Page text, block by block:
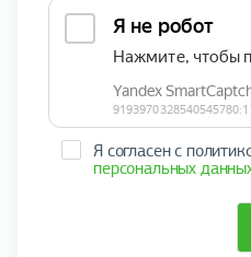
Я согласен с
персональных